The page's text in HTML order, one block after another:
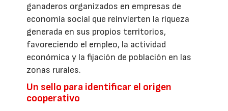
ganaderos organizados en empresas de
economía social que reinvierten la riqueza
generada en sus propios territorios,
favoreciendo el empleo, la actividad
económica y la fijación de población en las
zonas rurales.
Un sello para identificar el origen
cooperativo